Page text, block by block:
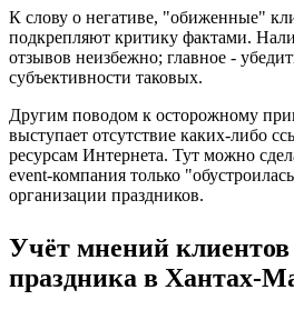
К слову о негативе, "обиженные"
подкрепляют критику фактами.
отзывов неизбежно; главное -
субъективности таковых.
Другим поводом к осторожному
выступает отсутствие каких-либо
ресурсам Интернета. Тут можно
event-компания только
организации праздников.
Учёт мнений клиентов
праздника в Хантах-